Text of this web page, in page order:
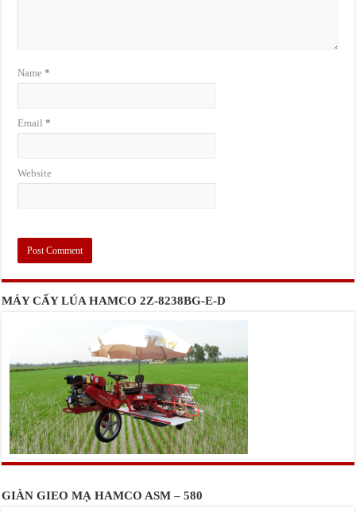
Name*
Email*
Website
MÁY CẤY LÚA HAMCO 2Z-8238BG-E-D
GIÀN GIEO MẠ HAMCO ASM – 580